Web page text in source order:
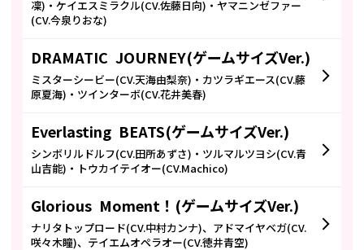
凜)・ケイエスミラクル(CV.佐藤日向)・ヤマニンゼファー
(CV.今泉りおな)
DRAMATIC JOURNEY(ゲームサイズVer.)
ミスターシービー(CV.天海由梨奈)・カツラギエース(CV.藤
原夏海)・ツインターボ(CV.花井美春)
Everlasting BEATS(ゲームサイズVer.)
シンボリルドルフ(CV.田所あずさ)・ツルマルツヨシ(CV.青
山吉能)・トウカイテイオー(CV.Machico)
Glorious Moment！(ゲームサイズVer.)
ナリタトップロード(CV.中村カンナ)、アドマイヤベガ(CV.
咲々木瞳)、テイエムオペラオー(CV.徳井青空)